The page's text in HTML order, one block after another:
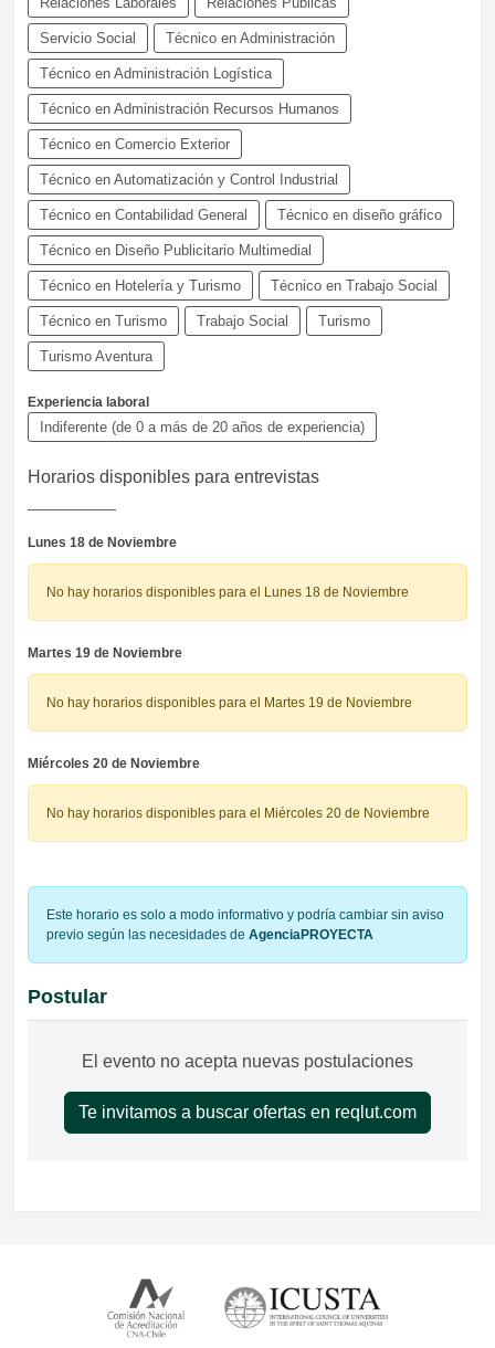
Servicio Social Técnico en Administración
Técnico en Administración Logística
Técnico en Administración Recursos Humanos
Técnico en Comercio Exterior
Técnico en Automatización y Control Industrial
Técnico en Contabilidad General Técnico en diseño gráfico
Técnico en Diseño Publicitario Multimedial
Técnico en Hotelería y Turismo Técnico en Trabajo Social
Técnico en Turismo Trabajo Social Turismo
Turismo Aventura
Experiencia laboral
Indiferente (de 0 a más de 20 años de experiencia)
Horarios disponibles para entrevistas
Lunes 18 de Noviembre
No hay horarios disponibles para el Lunes 18 de Noviembre
Martes 19 de Noviembre
No hay horarios disponibles para el Martes 19 de Noviembre
Miércoles 20 de Noviembre
No hay horarios disponibles para el Miércoles 20 de Noviembre
Este horario es solo a modo informativo y podría cambiar sin aviso
previo según las necesidades de AgenciaPROYECTA
Postular
El evento no acepta nuevas postulaciones
Te invitamos a buscar ofertas en reqlut.com